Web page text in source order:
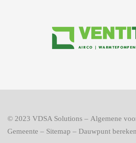
© 2023 VDSA Solutions – Algemene
Gemeente – Sitemap – Dauwpunt